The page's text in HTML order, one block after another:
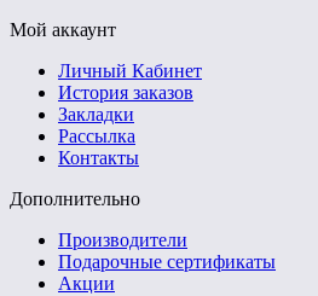
Мой аккаунт
Личный Кабинет
История заказов
Закладки
Рассылка
Контакты
Дополнительно
Производители
Подарочные сертификаты
Акции